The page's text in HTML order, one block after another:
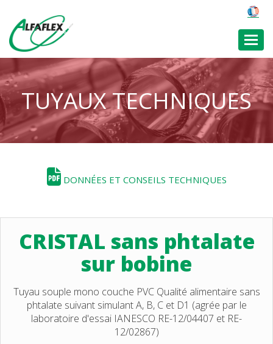
TUYAUX TECHNIQUES
DONNÉES ET CONSEILS TECHNIQUES
CRISTAL sans phtalate
sur bobine
Tuyau souple mono couche PVC Qualité alimentaire sans
phtalate suivant simulant A, B, C et D1 (agrée par le
laboratoire d'essai IANESCO RE-12/04407 et RE-
12/02867)